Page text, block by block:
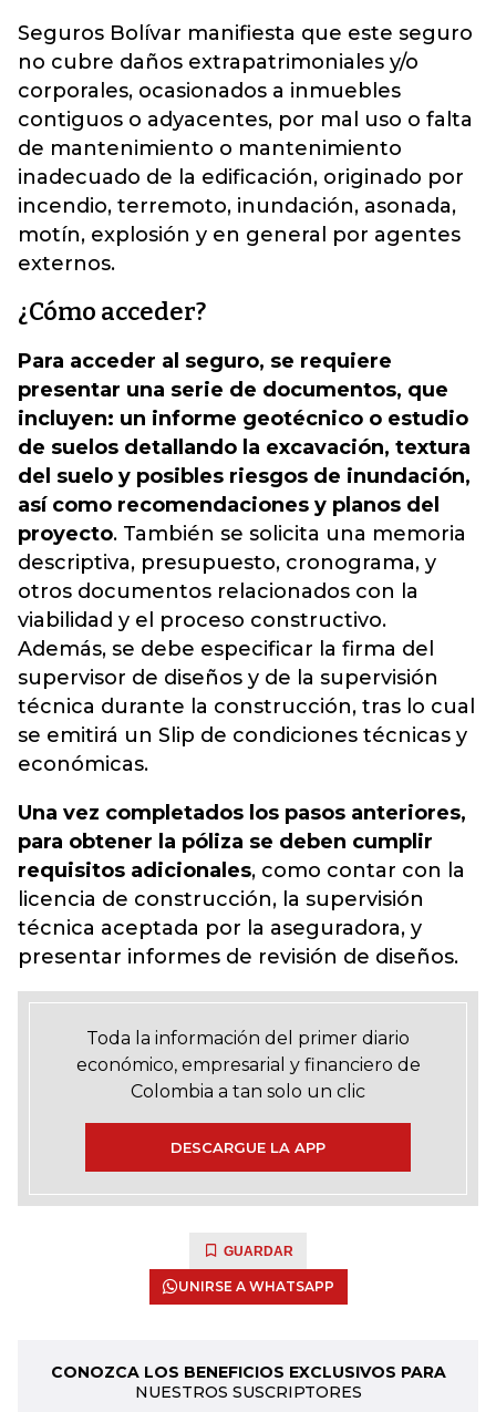
Seguros Bolívar manifiesta que este seguro
no cubre daños extrapatrimoniales y/o
corporales, ocasionados a inmuebles
contiguos o adyacentes, por mal uso o falta
de mantenimiento o mantenimiento
inadecuado de la edificación, originado por
incendio, terremoto, inundación, asonada,
motín, explosión y en general por agentes
externos.
¿Cómo acceder?
Para acceder al seguro, se requiere
presentar una serie de documentos, que
incluyen: un informe geotécnico o estudio
de suelos detallando la excavación, textura
del suelo y posibles riesgos de inundación,
así como recomendaciones y planos del
proyecto. También se solicita una memoria
descriptiva, presupuesto, cronograma, y
otros documentos relacionados con la
viabilidad y el proceso constructivo.
Además, se debe especificar la firma del
supervisor de diseños y de la supervisión
técnica durante la construcción, tras lo cual
se emitirá un Slip de condiciones técnicas y
económicas.
Una vez completados los pasos anteriores,
para obtener la póliza se deben cumplir
requisitos adicionales, como contar con la
licencia de construcción, la supervisión
técnica aceptada por la aseguradora, y
presentar informes de revisión de diseños.
Toda la información del primer diario
económico, empresarial y financiero de
Colombia a tan solo un clic
DESCARGUE LA APP
GUARDAR
UNIRSE A WHATSAPP
CONOZCA LOS BENEFICIOS EXCLUSIVOS PARA
NUESTROS SUSCRIPTORES